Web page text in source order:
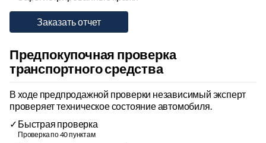
Предпокупочная проверка
транспортного средства
В ходе предпродажной проверки независимый эксперт
проверяет техническое состояние автомобиля.
Быстрая проверка
Проверка по 40 пунктам